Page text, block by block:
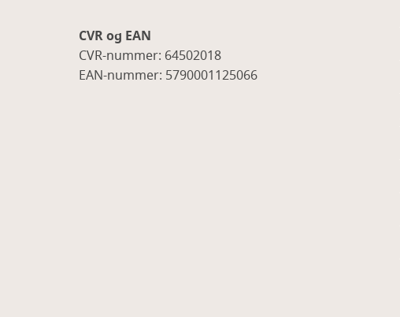
CVR og EAN
CVR-nummer: 64502018
EAN-nummer: 5790001125066